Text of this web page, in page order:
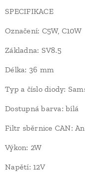
SPECIFIKACE
Označení: C5W, C10W
Základna: SV8.5
Délka: 36 mm
Typ a číslo diody:
Dostupná barva: bílá
Filtr sběrnice CAN:
Výkon: 2W
Napětí: 12V